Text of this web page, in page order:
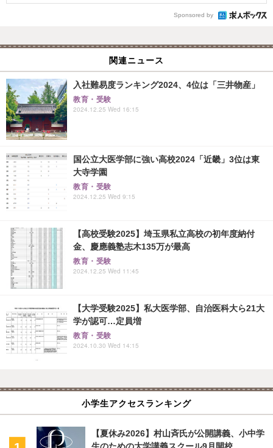
Sponsored by
関連ニュース
入社難易度ランキング2024、4位は「三井物産」
教育・受験
2024.12.25 Wed 16:15
国公立大医学部に強い高校2024「近畿」3位は東
大寺学園
教育・受験
2024.12.25 Wed 9:15
【高校受験2025】埼玉県私立高校の初年度納付
金、慶應義塾志木135万が最高
教育・受験
2024.12.25 Wed 11:45
【大学受験2025】私大医学部、自治医科大ら21大
学が認可…定員増
教育・受験
2024.10.30 Wed 14:15
小学生アクセスランキング
【夏休み2026】村山斉氏が公開講義、小中学
生のための大学講義スクール9月開校